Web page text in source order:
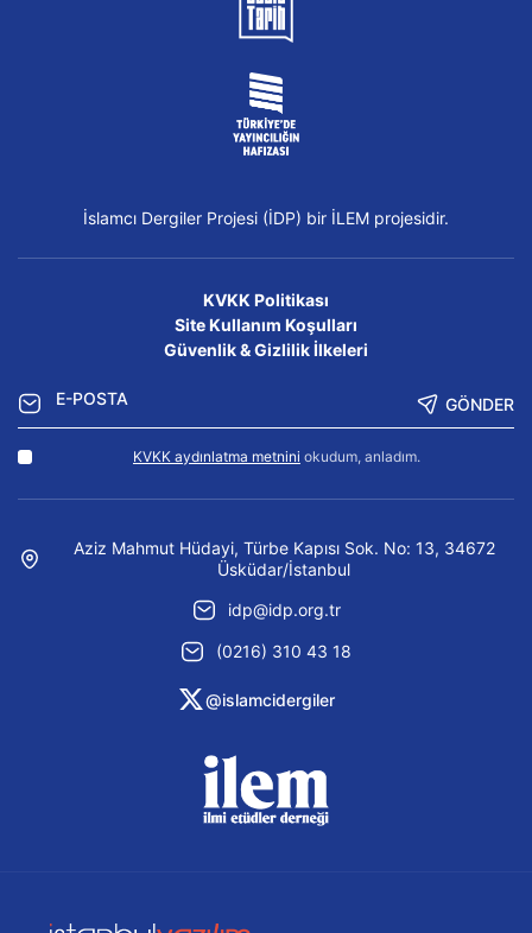
İslamcı Dergiler Projesi (İDP) bir İLEM projesidir.
KVKK Politikası
Site Kullanım Koşulları
Güvenlik & Gizlilik İlkeleri
GÖNDER
KVKK aydınlatma metnini okudum, anladım.
Aziz Mahmut Hüdayi, Türbe Kapısı Sok. No: 13, 34672
Üsküdar/İstanbul
idp@idp.org.tr
(0216) 310 43 18
@islamcidergiler